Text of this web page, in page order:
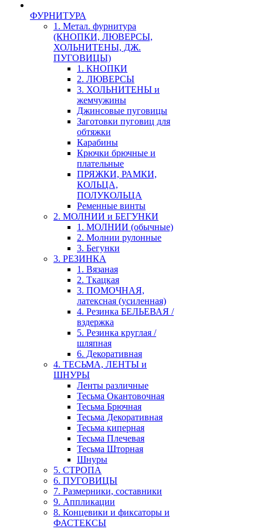
ФУРНИТУРА
1. Метал. фурнитура
(КНОПКИ, ЛЮВЕРСЫ,
ХОЛЬНИТЕНЫ, ДЖ.
ПУГОВИЦЫ)
1. КНОПКИ
2. ЛЮВЕРСЫ
3. ХОЛЬНИТЕНЫ и
жемчужины
Джинсовые пуговицы
Заготовки пуговиц для
обтяжки
Карабины
Крючки брючные и
плательные
ПРЯЖКИ, РАМКИ,
КОЛЬЦА,
ПОЛУКОЛЬЦА
Ременные винты
2. МОЛНИИ и БЕГУНКИ
1. МОЛНИИ (обычные)
2. Молнии рулонные
3. Бегунки
3. РЕЗИНКА
1. Вязаная
2. Ткацкая
3. ПОМОЧНАЯ,
латексная (усиленная)
4. Резинка БЕЛЬЕВАЯ /
вздержка
5. Резинка круглая /
шляпная
6. Декоративная
4. ТЕСЬМА, ЛЕНТЫ и
ШНУРЫ
Ленты различные
Тесьма Окантовочная
Тесьма Брючная
Тесьма Декоративная
Тесьма киперная
Тесьма Плечевая
Тесьма Шторная
Шнуры
5. СТРОПА
6. ПУГОВИЦЫ
7. Размерники, составники
9. Аппликации
8. Концевики и фиксаторы и
ФАСТЕКСЫ